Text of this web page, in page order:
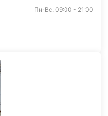
Пн-Вс: 09:00 - 21:00